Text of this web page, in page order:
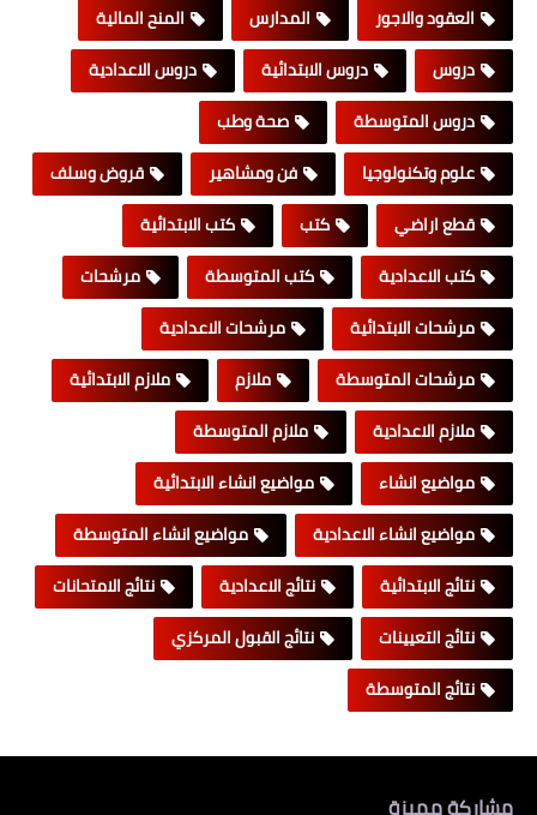
العقود والاجور
المدارس
المنح المالية
دروس
دروس الابتدائية
دروس الاعدادية
دروس المتوسطة
صحة وطب
علوم وتكنولوجيا
فن ومشاهير
قروض وسلف
قطع اراضي
كتب
كتب الابتدائية
كتب الاعدادية
كتب المتوسطة
مرشحات
مرشحات الابتدائية
مرشحات الاعدادية
مرشحات المتوسطة
ملازم
ملازم الابتدائية
ملازم الاعدادية
ملازم المتوسطة
مواضيع انشاء
مواضيع انشاء الابتدائية
مواضيع انشاء الاعدادية
مواضيع انشاء المتوسطة
نتائج الابتدائية
نتائج الاعدادية
نتائج الامتحانات
نتائج التعيينات
نتائج القبول المركزي
نتائج المتوسطة